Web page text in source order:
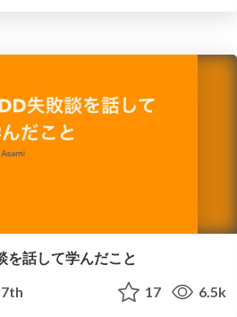
を話して学んだこと
17 6.5k